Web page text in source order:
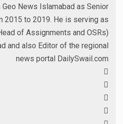
News Islamabad as Senior
2015 to 2019. He is serving as
of Assignments and OSRs)
and also Editor of the regional
news portal DailySwail.com